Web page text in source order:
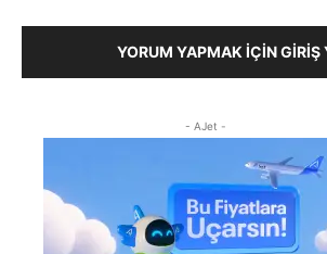
YORUM YAPMAK İÇIN GIRIŞ
- AJet -